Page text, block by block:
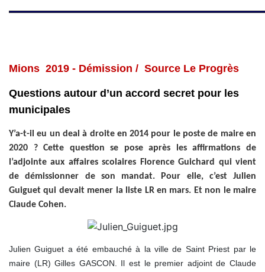
Mions 2019 - Démission / Source Le Progrès
Questions autour d’un accord secret pour les
municipales
Y’a-t-il eu un deal à droite en 2014 pour le poste de maire en
2020 ? Cette question se pose après les affirmations de
l’adjointe aux affaires scolaires Florence Guichard qui vient
de démissionner de son mandat. Pour elle, c’est Julien
Guiguet qui devait mener la liste LR en mars. Et non le maire
Claude Cohen.
Julien Guiguet a été embauché à la ville de Saint Priest par le
maire (LR) Gilles GASCON. Il est le premier adjoint de Claude